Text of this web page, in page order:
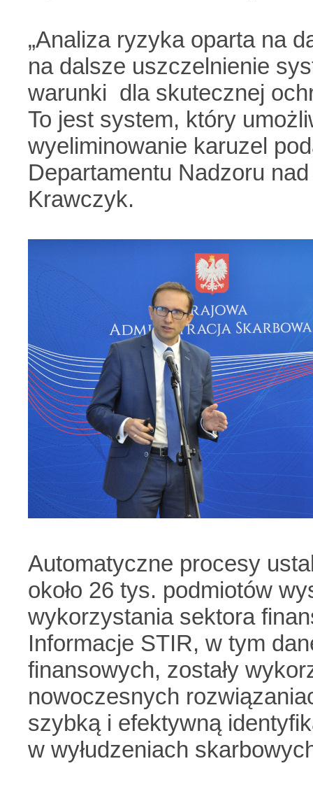
„Analiza ryzyka oparta na
na dalsze uszczelnienie
warunki dla skutecznej
To jest system, który
wyeliminowanie karuzel
Departamentu Nadzoru
Krawczyk.
Automatyczne procesy
około 26 tys. podmiotów
wykorzystania sektora
Informacje STIR, w tym
finansowych, zostały
nowoczesnych
szybką i efektywną
w wyłudzeniach